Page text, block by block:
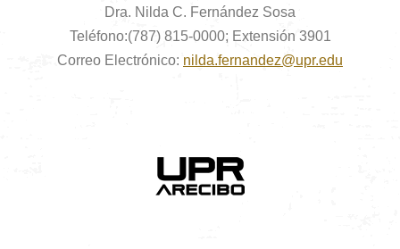
Dra. Nilda C. Fernández Sosa
Teléfono:(787) 815-0000; Extensión 3901
Correo Electrónico: nilda.fernandez@upr.edu